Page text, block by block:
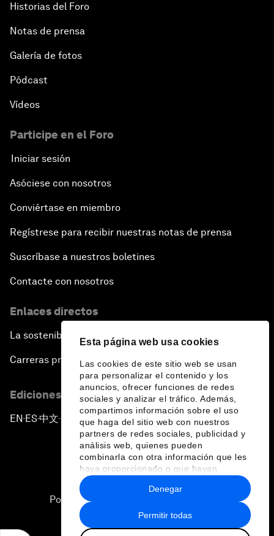
Esta página web usa cookies
Las cookies de este sitio web se usan
para personalizar el contenido y los
anuncios, ofrecer funciones de redes
sociales y analizar el tráfico. Además,
compartimos información sobre el uso
que haga del sitio web con nuestros
partners de redes sociales, publicidad y
análisis web, quienes pueden
combinarla con otra información que les
haya proporcionado o que hayan
recopilado a partir del uso que haya
hecho de sus servicios.
Permitir todas
Denegar
Historias del Foro
Notas de prensa
Galería de fotos
Pódcast
Vídeos
Participe en el Foro
Iniciar sesión
Asóciese con nosotros
Conviértase en miembro
Regístrese para recibir nuestras notas de prensa
Suscríbase a nuestros boletines
Contacte con nosotros
Enlaces directos
La sostenibilidad en el Foro
Carreras profesionales
Ediciones en otros idiomas
EN ▪ ES▪中文▪ 日本語
Política de privacidad y normas de uso